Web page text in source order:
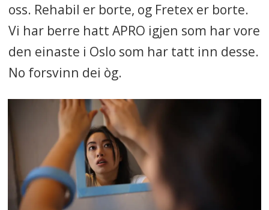
oss. Rehabil er borte, og Fretex er borte.
Vi har berre hatt APRO igjen som har vore
den einaste i Oslo som har tatt inn desse.
No forsvinn dei òg.